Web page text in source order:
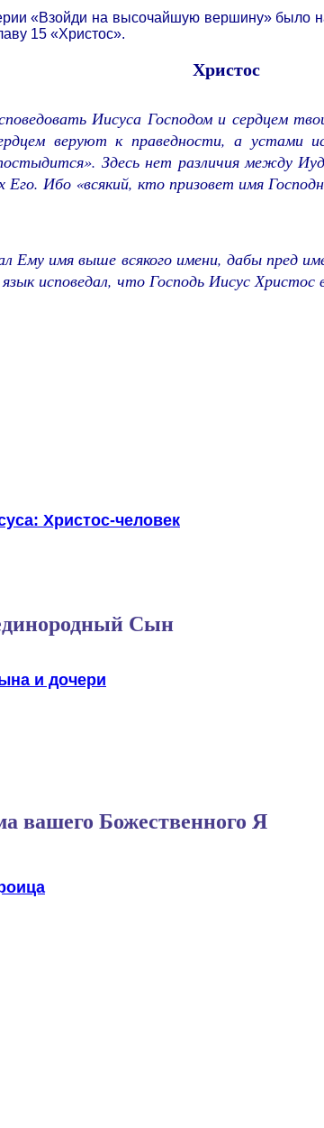
«Взойди на высочайшую вершину» было
15 «Христос».
Христос
Иисуса Господом и сердцем
веруют к праведности, а устами
Здесь нет различия между
Ибо «всякий, кто призовет имя
Ему имя выше всякого имени, дабы пред
исповедал, что Господь Иисус
Христос-человек
Сын
и дочери
вашего Божественного Я